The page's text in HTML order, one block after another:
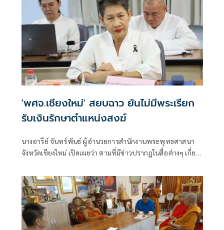
'พศจ.เชียงใหม่' สยบฉาว ยันไม่มีพระเรียก
รับเงินรักษาตำแหน่งสงฆ์
นางอารีย์ จันทร์พันธ์ ผู้อำนวยการสำนักงานพระพุทธศาสนา
จังหวัดเชียงใหม่ เปิดเผยว่า ตามที่มีข่าวปรากฏในสื่อต่างๆ เกี่ยว
ตำแหน่งสำคัญทางสงฆ์